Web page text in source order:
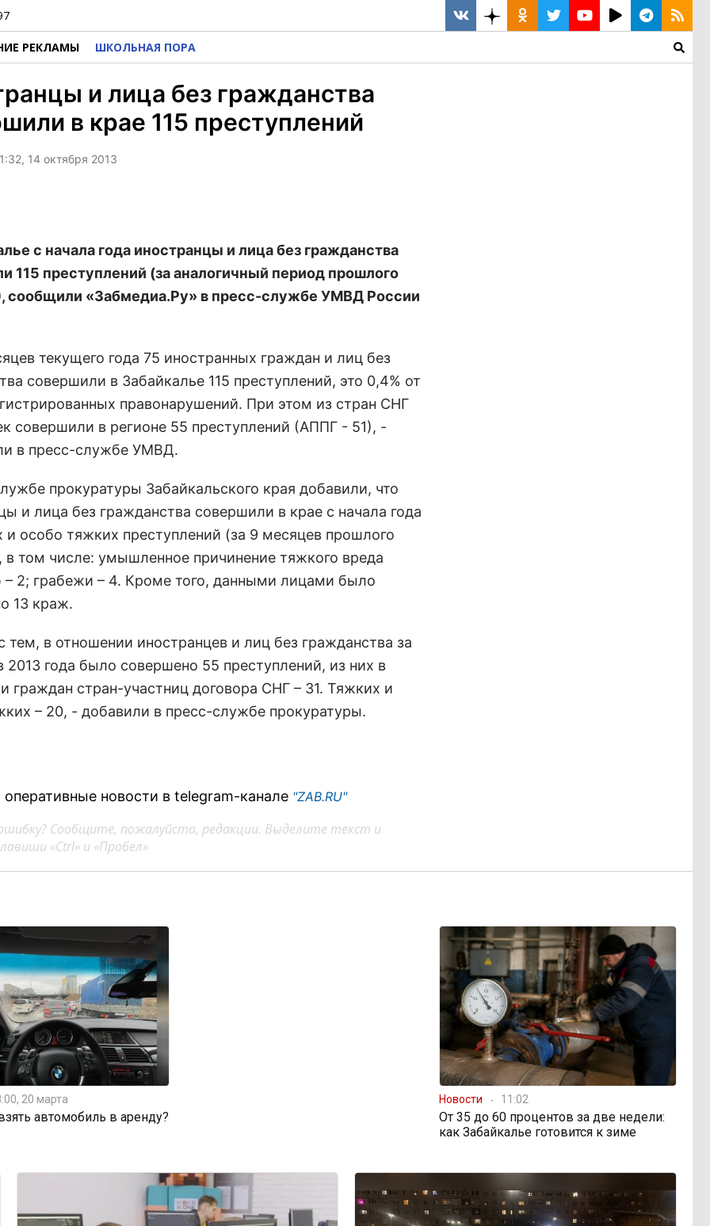
РЕКЛАМЫ ШКОЛЬНАЯ ПОРА
и лица без гражданства
в крае 115 преступлений
14 октября 2013
с начала года иностранцы и лица без гражданства
115 преступлений (за аналогичный период прошлого
сообщили «Забмедиа.Ру» в пресс-службе УМВД России
текущего года 75 иностранных граждан и лиц без
совершили в Забайкалье 115 преступлений, это 0,4% от
правонарушений. При этом из стран СНГ
совершили в регионе 55 преступлений (АППГ - 51), -
в пресс-службе УМВД.
прокуратуры Забайкальского края добавили, что
и лица без гражданства совершили в крае с начала года
и особо тяжких преступлений (за 9 месяцев прошлого
в том числе: умышленное причинение тяжкого вреда
– 2; грабежи – 4. Кроме того, данными лицами было
13 краж.
тем, в отношении иностранцев и лиц без гражданства за
2013 года было совершено 55 преступлений, из них в
граждан стран-участниц договора СНГ – 31. Тяжких и
– 20, - добавили в пресс-службе прокуратуры.
новости в telegram-канале "ZAB.RU"
Сообщите, пожалуйста, редакции. Выделите текст и
«Ctrl» и «Пробел»
20 марта
автомобиль в аренду?
Новости 11:02
От 35 до 60 процентов за две недели:
как Забайкалье готовится к зиме